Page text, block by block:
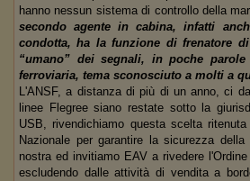
hanno nessun sistema di controllo della
secondo agente in cabina, infatti
condotta, ha la funzione di frenatore
“umano” dei segnali, in poche
ferroviaria, tema sconosciuto a molti a
L'ANSF, a distanza di più di un anno, ci
linee Flegree siano restate sotto la
USB, rivendichiamo questa scelta ritenuta
Nazionale per garantire la sicurezza
nostra ed invitiamo EAV a rivedere
escludendo dalle attività di vendita a